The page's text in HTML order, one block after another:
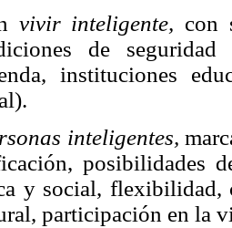
vivir inteligente, con
de
instituciones
inteligentes,
posibilidades
y social, flexibilidad,
participación en la